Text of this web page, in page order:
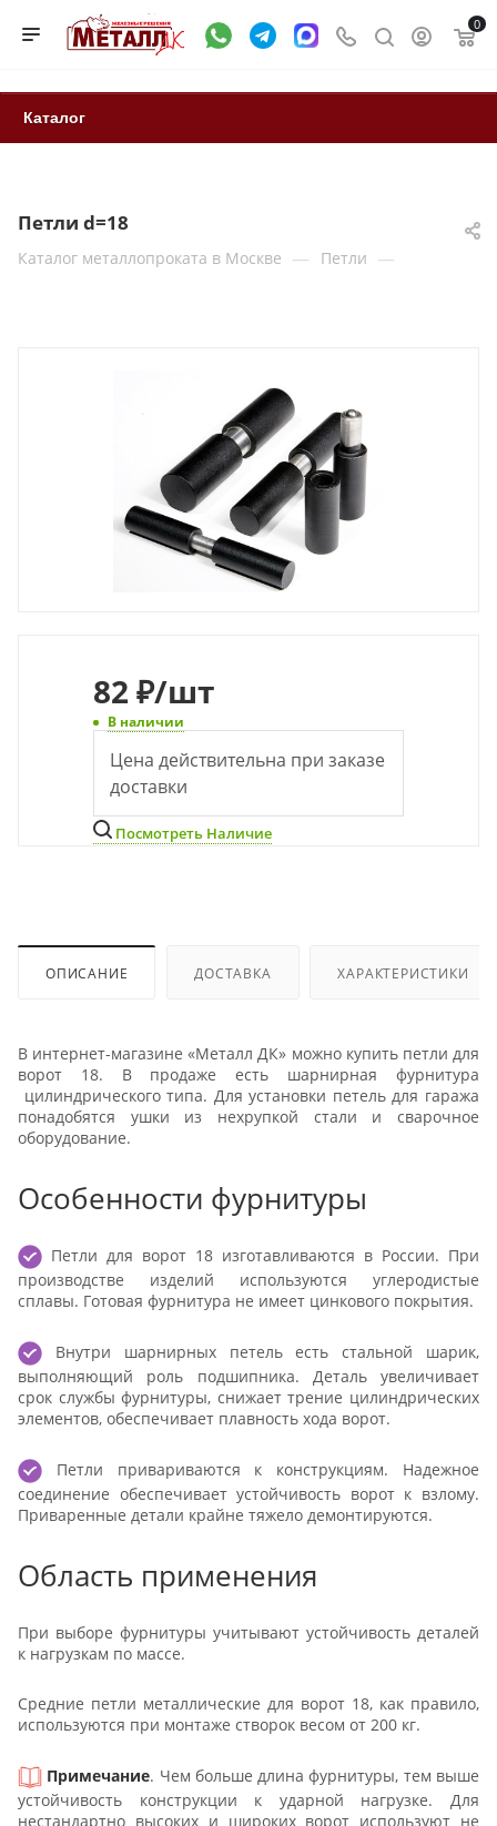
0
Каталог
Петли d=18
Каталог металлопроката в Москве — Петли —
82 ₽/шт
В наличии
Цена действительна при заказе
доставки
Посмотреть Наличие
ОПИСАНИЕ ДОСТАВКА ХАРАКТЕРИСТИКИ
В интернет-магазине «‎Металл ДК» можно купить петли для
ворот 18. В продаже есть шарнирная фурнитура
цилиндрического типа. Для установки петель для гаража
понадобятся ушки из нехрупкой стали и сварочное
оборудование.
Особенности фурнитуры
Петли для ворот 18 изготавливаются в России. При
производстве изделий используются углеродистые
сплавы. Готовая фурнитура не имеет цинкового покрытия.
Внутри шарнирных петель есть стальной шарик,
выполняющий роль подшипника. Деталь увеличивает
срок службы фурнитуры, снижает трение цилиндрических
элементов, обеспечивает плавность хода ворот.
Петли привариваются к конструкциям. Надежное
соединение обеспечивает устойчивость ворот к взлому.
Приваренные детали крайне тяжело демонтируются.
Область применения
При выборе фурнитуры учитывают устойчивость деталей
к нагрузкам по массе.
Средние петли металлические для ворот 18, как правило,
используются при монтаже створок весом от 200 кг.
Примечание. Чем больше длина фурнитуры, тем выше
устойчивость конструкции к ударной нагрузке. Для
нестандартно высоких и широких ворот используют не